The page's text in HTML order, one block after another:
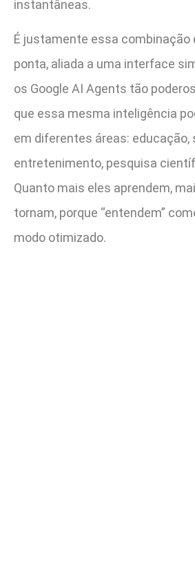
instantâneas.
É justamente essa combinação
ponta, aliada a uma interface
os Google AI Agents tão
que essa mesma inteligência
em diferentes áreas: educação,
entretenimento, pesquisa
Quanto mais eles aprendem,
tornam, porque “entendem”
modo otimizado.